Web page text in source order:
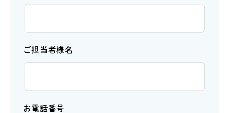
ご担当者様名
お電話番号